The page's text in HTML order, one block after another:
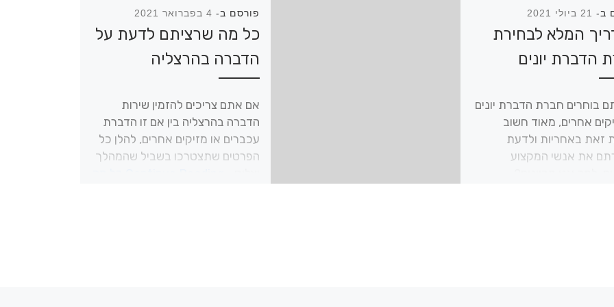
פורסם ב- 4 בפברואר 2021
כל מה שרציתם לדעת על
הדברה בהרצליה
אם אתם צריכים להזמין שירות
הדברה בהרצליה בין אם זו הדברת
עכברים או מזיקים אחרים, להלן כל
הפרטים שתצטרכו בשביל שהמהלך
ב- 21 ביולי 2021
המלא לבחירת
הדברת יונים
בוחרים חברת הדברת יונים
אחרים, מאוד חשוב
זאת באחריות ולדעת
את אנשי המקצוע